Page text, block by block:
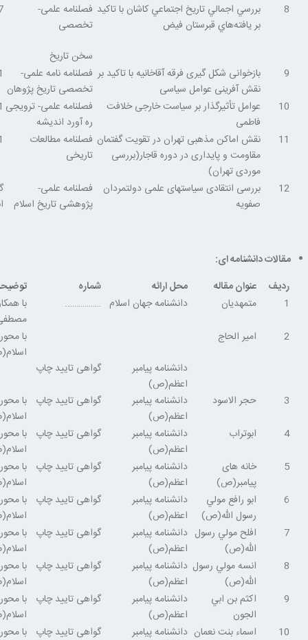
8
بررسي اجمالي تاريخ اجتماعي كاشان با تاكيد
بر يافته‌هاي قبرستان فيض
فصلنامه علمی-
تخصصی
سخن تاریخ
9
بازخوانی شکل گیری فرقه آقاخانیه با تاکید بر
نقش آفرینی عوامل سیاسی
فصلنامه نامه علمی-
تخصصی تاریخ پژوهان
10
عوامل تأثیر‌گذار بر سیاست خارجی خلافت
فاطمی
فصلنامه علمی- ترویجی
ره آورد اندیشه
11
نقش اماکن مذهبی تهران در تقویت گفتمان
مقاومت و پایداری در دوره قاجار(بررسی
موردی تهران)
فصلنامه مطالعات
تاریخی
12
بررسی انتقادی سیاستهای علمی دولتمردان
صفویه
فصلنامه علمی-
پژوهشی تاریخ اسلام
مقالات دانشنامه ای:
ردیف
عنوان مقاله محل ارائه شماره
1
متمهدیان دانشنامه جهان اسلام ……………..
با
2
امیر الحاج
دانشنامه پیامبر
اعظم(ص)
گواهی تایید چاپ
با
3 حجر الاسود
دانشنامه پیامبر
اعظم(ص)
گواهی تایید چاپ
با
4
ابوتراب
دانشنامه پیامبر
اعظم(ص)
گواهی تایید چاپ
با
5
خانه های
پیامبر(ص)
دانشنامه پیامبر
اعظم(ص)
گواهی تایید چاپ
با
6
ابو رافع مولي
رسول الله(ص)
دانشنامه پیامبر
اعظم(ص)
گواهی تایید چاپ
با
7
افلح مولي رسول
الله(ص)
دانشنامه پیامبر
اعظم(ص)
گواهی تایید چاپ
با
8
انسه مولي رسول
الله(ص)
دانشنامه پیامبر
اعظم(ص)
گواهی تایید چاپ
با
9
اكثم بن ابي
الجون
دانشنامه پیامبر
اعظم(ص)
گواهی تایید چاپ
با
10
اسماء بنت نعمان دانشنامه پیامبر
گواهی تایید چاپ
با